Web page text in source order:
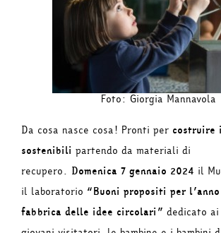
Foto: Giorgia Mannavola
Da cosa nasce cosa! Pronti per costruire
sostenibili partendo da materiali di
recupero. Domenica 7 gennaio 2024 il
il laboratorio “Buoni propositi per
fabbrica delle idee circolari” dedicato